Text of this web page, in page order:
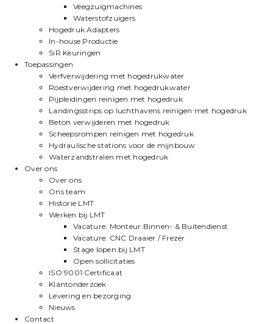
Veegzuigmachines
Waterstofzuigers
Hogedruk Adapters
In-house Productie
SiR Keuringen
Toepassingen
Verfverwijdering met hogedrukwater
Roestverwijdering met hogedrukwater
Pijpleidingen reinigen met hogedruk
Landingsstrips op luchthavens reinigen met hogedruk
Beton verwijderen met hogedruk
Scheepsrompen reinigen met hogedruk
Hydraulische stations voor de mijnbouw
Waterzandstralen met hogedruk
Over ons
Over ons
Ons team
Historie LMT
Werken bij LMT
Vacature: Monteur Binnen- & Buitendienst
Vacature: CNC Draaier / Frezer
Stage lopen bij LMT
Open sollicitaties
ISO 9001 Certificaat
Klantonderzoek
Levering en bezorging
Nieuws
Contact